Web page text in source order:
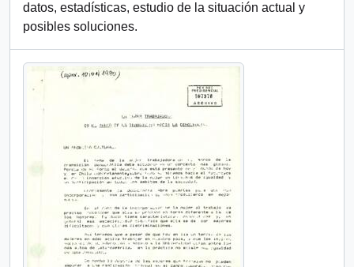
datos, estadísticas, estudio de la situación actual y
posibles soluciones.